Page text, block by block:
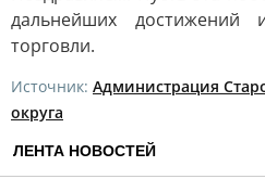
дальнейших
торговли.
Источник: Администрация
округа
ЛЕНТА НОВОСТЕЙ